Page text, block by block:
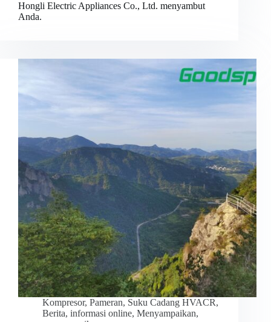
Hongli Electric Appliances Co., Ltd. menyambut
Anda.
Kompresor, Pameran, Suku Cadang HVACR,
Berita, informasi online, Menyampaikan,